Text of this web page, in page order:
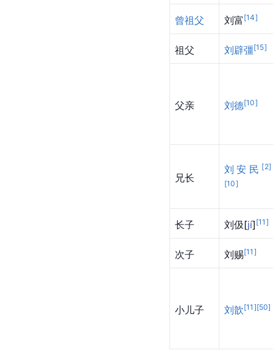
曾祖父 刘富 [14]
祖父 刘辟彊[15]
父亲 刘德[10]
兄长
刘安民 [2]
[10]
长子 刘伋[jí] [11 ]
次子 刘赐[11 ]
小儿子 刘歆[11 ][50]